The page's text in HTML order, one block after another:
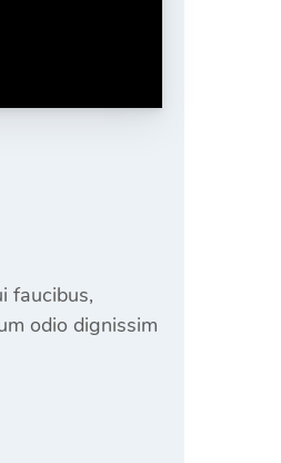
faucibus,
odio dignissim